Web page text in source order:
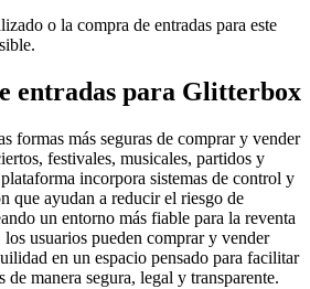
o la compra de entradas para este
entradas para Glitterbox
formas más seguras de comprar y vender
festivales, musicales, partidos y
incorpora sistemas de control y
que ayudan a reducir el riesgo de
un entorno más fiable para la reventa
usuarios pueden comprar y vender
en un espacio pensado para facilitar
de manera segura, legal y transparente.